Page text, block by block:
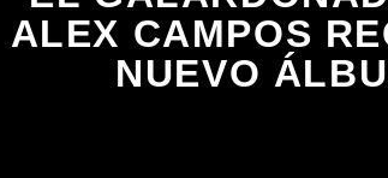
ALEX CAMPOS
NUEVO